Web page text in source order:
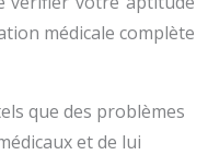
médicale complète
que des problèmes
et de lui